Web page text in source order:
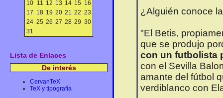
¿Alguién conoce
"El Betis,
que se produjo
con un futbolista
con el Sevilla
amante del fútbol
verdiblanco con
10 11 12 13 14 15 16
17 18 19 20 21 22 23
24 25 26 27 28 29 30
31
Lista de Enlaces
De interés
CervanTeX
TeX y tipografía